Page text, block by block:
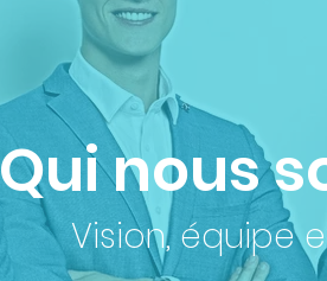
Qui nous
Vision, équipe